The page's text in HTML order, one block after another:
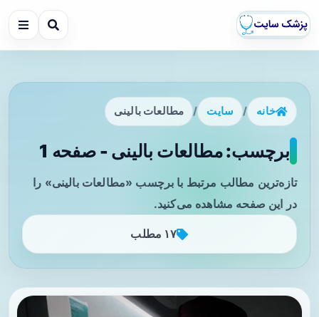
خانه / سایت / مطالعات بالینی
برچسب: مطالعات بالینی - صفحه 1
تازه‌ترین مطالب مرتبط با برچسب «مطالعات بالینی» را
در این صفحه مشاهده می‌کنید.
۱۷ مطلب